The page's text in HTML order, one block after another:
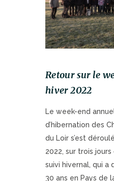
Retour sur le
hiver 2022
Le week-end
d’hibernation des
du Loir s’est
2022, sur trois
suivi hivernal, qui a
30 ans en Pays de